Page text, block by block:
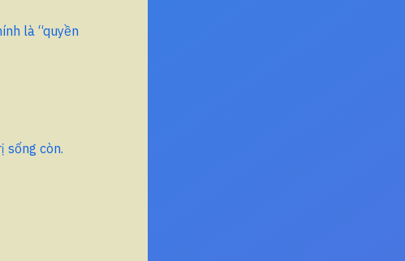
là “quyền
sống còn.